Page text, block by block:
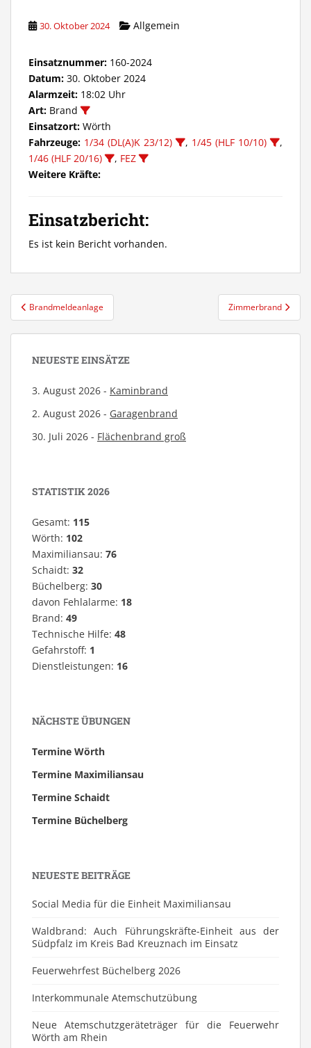
30. Oktober 2024 Allgemein
Einsatznummer: 160-2024
Datum: 30. Oktober 2024
Alarmzeit: 18:02 Uhr
Art: Brand
Einsatzort: Wörth
Fahrzeuge: 1/34 (DL(A)K 23/12) , 1/45 (HLF 10/10)
,
1/46 (HLF 20/16)
, FEZ
Weitere Kräfte:
Einsatzbericht:
Es ist kein Bericht vorhanden.
Beitragsnavigation
Brandmeldeanlage Zimmerbrand
NEUESTE EINSÄTZE
3. August 2026 - Kaminbrand
2. August 2026 - Garagenbrand
30. Juli 2026 - Flächenbrand groß
STATISTIK 2026
Gesamt: 115
Wörth: 102
Maximiliansau: 76
Schaidt: 32
Büchelberg: 30
davon Fehlalarme: 18
Brand: 49
Technische Hilfe: 48
Gefahrstoff: 1
Dienstleistungen: 16
NÄCHSTE ÜBUNGEN
Termine Wörth
Termine Maximiliansau
Termine Schaidt
Termine Büchelberg
NEUESTE BEITRÄGE
Social Media für die Einheit Maximiliansau
Waldbrand: Auch Führungskräfte-Einheit aus der
Südpfalz im Kreis Bad Kreuznach im Einsatz
Feuerwehrfest Büchelberg 2026
⁠Interkommunale Atemschutzübung
Neue Atemschutzgeräteträger für die Feuerwehr
Wörth am Rhein